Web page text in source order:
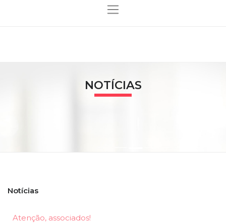
NOTÍCIAS
Notícias
Atenção, associados!